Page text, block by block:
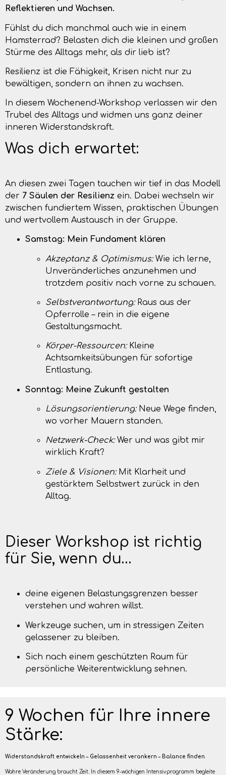
Reflektieren und Wachsen.
Fühlst du dich manchmal auch wie in einem
Hamsterrad? Belasten dich die kleinen und großen
Stürme des Alltags mehr, als dir lieb ist?
Resilienz ist die Fähigkeit, Krisen nicht nur zu
bewältigen, sondern an ihnen zu wachsen.
In diesem Wochenend-Workshop verlassen wir den
Trubel des Alltags und widmen uns ganz deiner
inneren Widerstandskraft.
Was dich erwartet:
An diesen zwei Tagen tauchen wir tief in das Modell
der 7 Säulen der Resilienz ein. Dabei wechseln wir
zwischen fundiertem Wissen, praktischen Übungen
und wertvollem Austausch in der Gruppe.
Samstag: Mein Fundament klären
Akzeptanz & Optimismus:Wie ich lerne,
Unveränderliches anzunehmen und
trotzdem positiv nach vorne zu schauen.
Selbstverantwortung:Raus aus der
Opferrolle – rein in die eigene
Gestaltungsmacht.
Körper-Ressourcen:Kleine
Achtsamkeitsübungen für sofortige
Entlastung.
Sonntag: Meine Zukunft gestalten
Lösungsorientierung:Neue Wege finden,
wo vorher Mauern standen.
Netzwerk-Check:Wer und was gibt mir
wirklich Kraft?
Ziele & Visionen:Mit Klarheit und
gestärktem Selbstwert zurück in den
Alltag.
Dieser Workshop ist richtig
für Sie, wenn du…
deine eigenen Belastungsgrenzen besser
verstehen und wahren willst.
Werkzeuge suchen, um in stressigen Zeiten
gelassener zu bleiben.
Sich nach einem geschützten Raum für
persönliche Weiterentwicklung sehnen.
9 Wochen für Ihre innere
Stärke:
Widerstandskraft entwickeln – Gelassenheit verankern – Balance finden.
Wahre Veränderung braucht Zeit. In diesem 9-wöchigen Intensivprogramm begleite